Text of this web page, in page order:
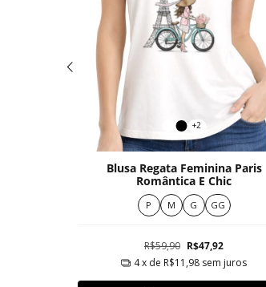
+2
Blusa Regata Feminina Paris
Romântica E Chic
P M G GG
R$59,90 R$47,92
4x de R$11,98 sem juros